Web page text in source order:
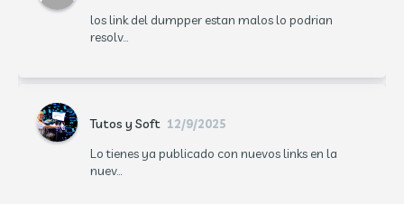
los link del dumpper estan malos lo podrian
resolv...
Tutos y Soft 12/9/2025
Lo tienes ya publicado con nuevos links en la
nuev...